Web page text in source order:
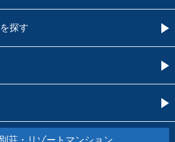
探す
荘・リゾートマンション